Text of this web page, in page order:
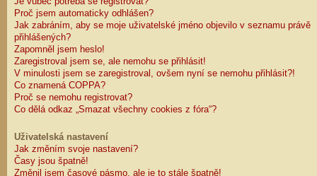
Proč jsem automaticky odhlášen?
Jak zabráním, aby se moje uživatelské jméno objevilo v seznamu právě
přihlášených?
Zapomněl jsem heslo!
Zaregistroval jsem se, ale nemohu se přihlásit!
V minulosti jsem se zaregistroval, ovšem nyní se nemohu přihlásit?!
Co znamená COPPA?
Proč se nemohu registrovat?
Co dělá odkaz „Smazat všechny cookies z fóra“?
Uživatelská nastavení
Jak změním svoje nastavení?
Časy jsou špatně!
Změnil jsem časové pásmo, ale je to stále špatně!